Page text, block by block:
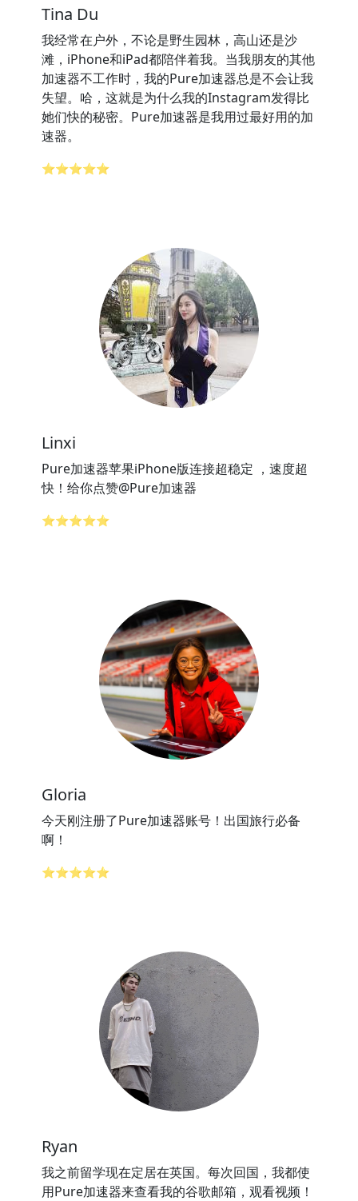
Tina Du
我经常在户外，不论是野生园林，高山还是沙
滩，iPhone和iPad都陪伴着我。当我朋友的其他
加速器不工作时，我的Pure加速器总是不会让我
失望。哈，这就是为什么我的Instagram发得比
她们快的秘密。Pure加速器是我用过最好用的加
速器。
⭐⭐⭐⭐⭐
Linxi
Pure加速器苹果iPhone版连接超稳定 ，速度超
快！给你点赞@Pure加速器
⭐⭐⭐⭐⭐
Gloria
今天刚注册了Pure加速器账号！出国旅行必备
啊！
⭐⭐⭐⭐⭐
Ryan
我之前留学现在定居在英国。每次回国，我都使
用Pure加速器来查看我的谷歌邮箱，观看视频！